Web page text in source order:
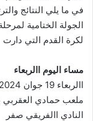
في ما يلي النتائج
الجولة الختامية
لكرة القدم التي دارت
مساء اليوم االربعاء
االربعاء 19 جوان 2024
ملعب حمادي
النادي االفريقي صفر